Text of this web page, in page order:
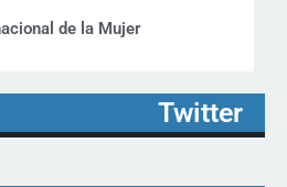
de la Mujer
Twitter